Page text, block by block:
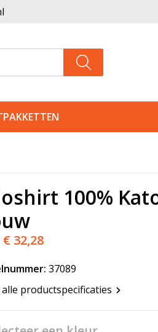
100%
€ 32,28
37089
productspecificaties